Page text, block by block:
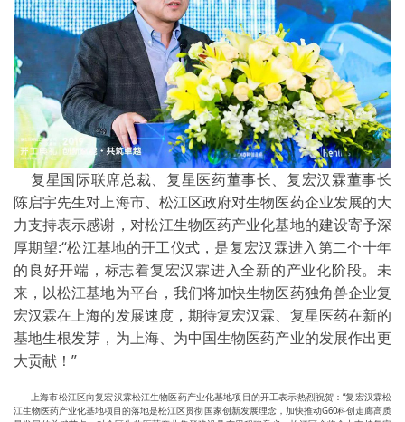
复星国际联席总裁、复星医药董事长、复宏汉霖董事长
陈启宇先生对上海市、松江区政府对生物医药企业发展的大
力支持表示感谢，对松江生物医药产业化基地的建设寄予深
厚期望:“松江基地的开工仪式，是复宏汉霖进入第二个十年
的良好开端，标志着复宏汉霖进入全新的产业化阶段。未
来，以松江基地为平台，我们将加快生物医药独角兽企业复
宏汉霖在上海的发展速度，期待复宏汉霖、复星医药在新的
基地生根发芽，为上海、为中国生物医药产业的发展作出更
大贡献！ ”
上海市松江区向复宏汉霖松江生物医药产业化基地项目的开工表示热烈祝贺：“复宏汉霖松
江生物医药产业化基地项目的落地是松江区贯彻国家创新发展理念，加快推动G60科创走廊高质